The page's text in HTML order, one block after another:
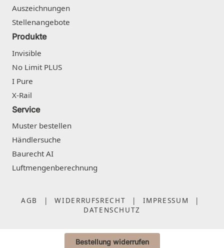
Auszeichnungen
Stellenangebote
Produkte
Invisible
No Limit PLUS
I Pure
X-Rail
Service
Muster bestellen
Händlersuche
Baurecht AI
Luftmengenberechnung
AGB | WIDERRUFSRECHT | IMPRESSUM
|
DATENSCHUTZ
Bestellung widerrufen